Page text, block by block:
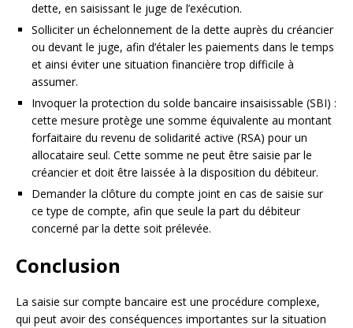
dette, en saisissant le juge de l’exécution.
Solliciter un échelonnement de la dette auprès du créancier
ou devant le juge, afin d’étaler les paiements dans le temps
et ainsi éviter une situation financière trop difficile à
assumer.
Invoquer la protection du solde bancaire insaisissable (SBI) :
cette mesure protège une somme équivalente au montant
forfaitaire du revenu de solidarité active (RSA) pour un
allocataire seul. Cette somme ne peut être saisie par le
créancier et doit être laissée à la disposition du débiteur.
Demander la clôture du compte joint en cas de saisie sur
ce type de compte, afin que seule la part du débiteur
concerné par la dette soit prélevée.
Conclusion
La saisie sur compte bancaire est une procédure complexe,
qui peut avoir des conséquences importantes sur la situation